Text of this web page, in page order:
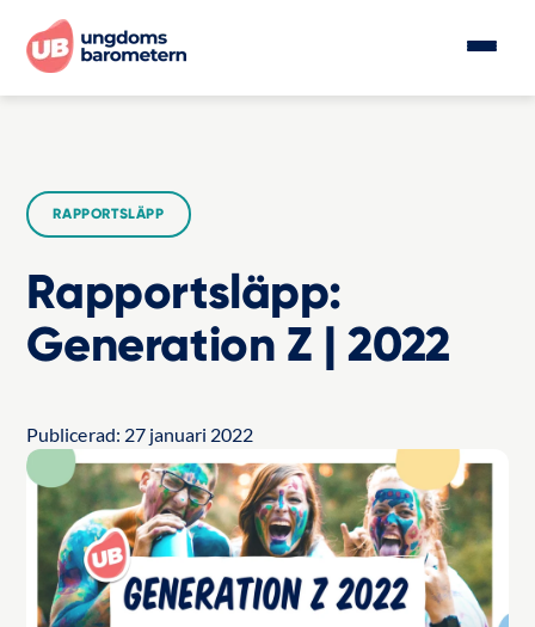
RAPPORTSLÄPP
Rapportsläpp:
Generation Z | 2022
Publicerad: 27 januari 2022